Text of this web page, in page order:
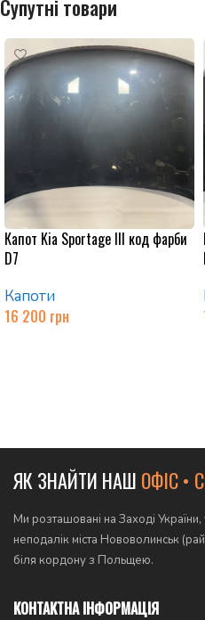
Супутні товари
Капот Kia Sportage ІІІ код фарби
D7
Капоти
16 200 грн
ЯК ЗНАЙТИ НАШ ОФІС •
Ми розташовані на Заході України,
неподалік міста Нововолинськ
біля кордону з Польщею.
КОНТАКТНА ІНФОРМАЦІЯ